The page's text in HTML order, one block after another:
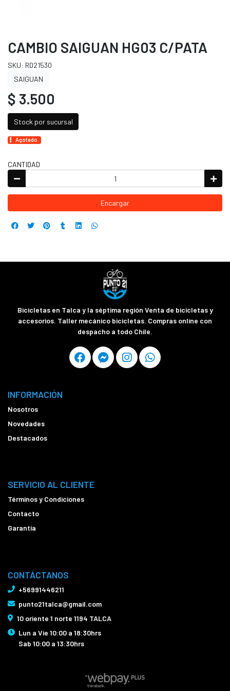
CAMBIO SAIGUAN HG03 C/PATA
SKU: RD21530
SAIGUAN
$ 3.500
Stock por sucursal
Agotado.
CANTIDAD
Encargar
Bicicletas en Talca y la séptima región Venta de bicicletas y
accesorios. Taller mecánico bicicletas. Compras online con
despacho a todo Chile.
INFORMACIÓN
Nosotros
Novedades
Destacados
SERVICIO AL CLIENTE
Términos y Condiciones
Contacto
Garantía
CONTÁCTANOS
+56991446211
punto21talca@gmail.com
10 oriente 1 norte 1194 TALCA
Lun a Vie 10:00 a 18:30hrs
Sab 10:00 a 13:30hrs